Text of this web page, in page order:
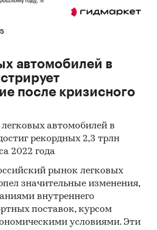
товары
товары / Автомобили,
автомобили
/ ... / Автомобилестроение /
автомобилей в
после кризисного
автомобилей в
рекордных 2,3 трлн
2022 года
рынок легковых
значительные изменения,
внутреннего
поставок, курсом
условиями. Эти